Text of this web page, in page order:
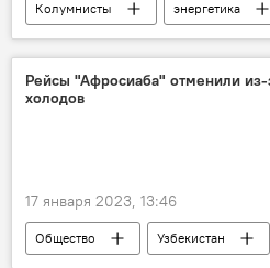
Колумнисты энергетика
Россия
Рейсы "Афросиаба" отменили из-
холодов
17 января 2023, 13:46
Общество Узбекистан